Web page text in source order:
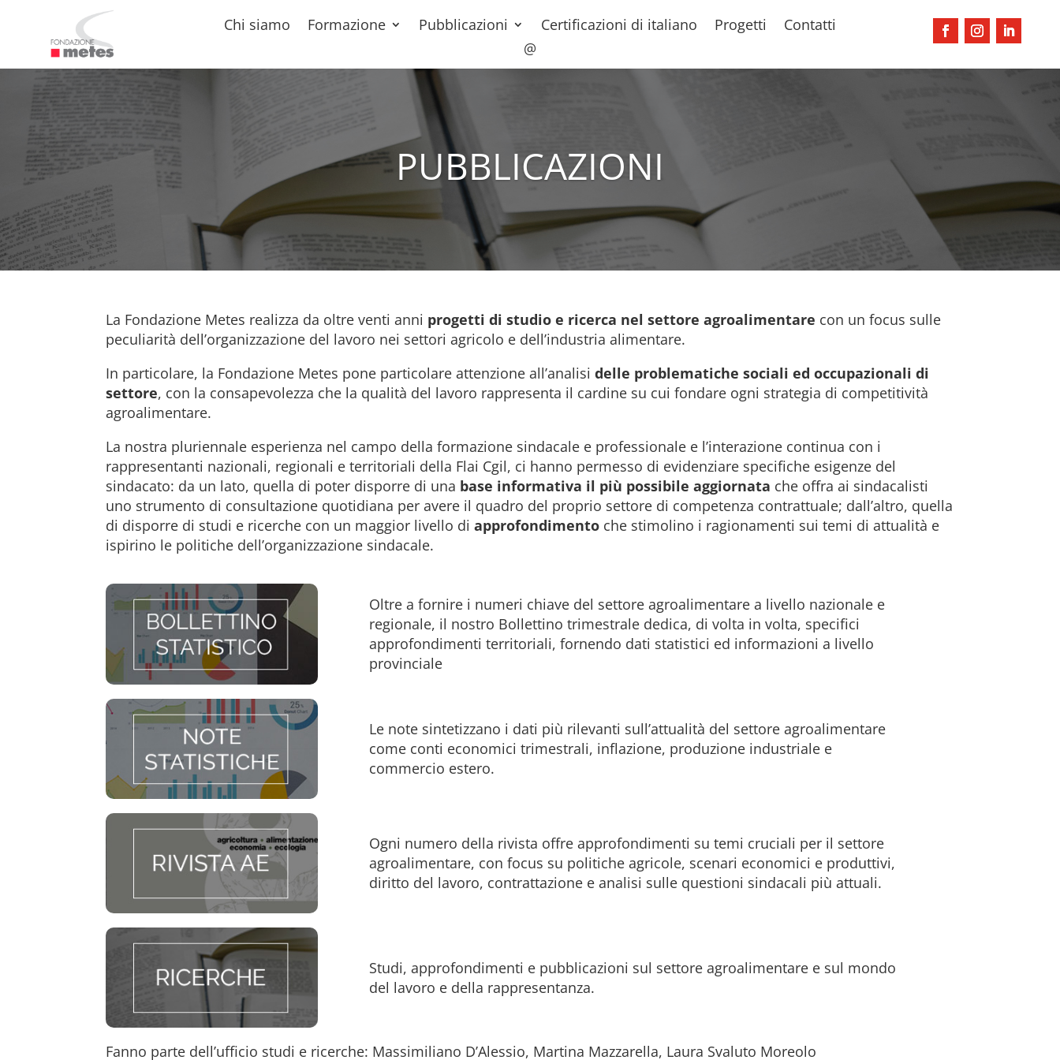
Chi siamo Formazione Pubblicazioni Certificazioni di italiano Progetti
Contatti
@
PUBBLICAZIONI
La Fondazione Metes realizza da oltre venti anni progetti di studio e ricerca nel settore agroalimentare con un focus sulle
peculiarità dell’organizzazione del lavoro nei settori agricolo e dell’industria alimentare.
In particolare, la Fondazione Metes pone particolare attenzione all’analisi delle problematiche sociali ed occupazionali di
settore, con la consapevolezza che la qualità del lavoro rappresenta il cardine su cui fondare ogni strategia di competitività
agroalimentare.
La nostra pluriennale esperienza nel campo della formazione sindacale e professionale e l’interazione continua con i
rappresentanti nazionali, regionali e territoriali della Flai Cgil, ci hanno permesso di evidenziare specifiche esigenze del
sindacato: da un lato, quella di poter disporre di una base informativa il più possibile aggiornata che offra ai sindacalisti
uno strumento di consultazione quotidiana per avere il quadro del proprio settore di competenza contrattuale; dall’altro, quella
di disporre di studi e ricerche con un maggior livello diapprofondimento che stimolino i ragionamenti sui temi di attualità e
ispirino le politiche dell’organizzazione sindacale.
Oltre a fornire i numeri chiave del settore agroalimentare a livello nazionale e
regionale, il nostro Bollettino trimestrale dedica, di volta in volta, specifici
approfondimenti territoriali, fornendo dati statistici ed informazioni a livello
provinciale
Le note sintetizzano i dati più rilevanti sull’attualità del settore agroalimentare
come conti economici trimestrali, inflazione, produzione industriale e
commercio estero.
Ogni numero della rivista offre approfondimenti su temi cruciali per il settore
agroalimentare, con focus su politiche agricole, scenari economici e produttivi,
diritto del lavoro, contrattazione e analisi sulle questioni sindacali più attuali.
Studi, approfondimenti e pubblicazioni sul settore agroalimentare e sul mondo
del lavoro e della rappresentanza.
Fanno parte dell’ufficio studi e ricerche: Massimiliano D’Alessio, Martina Mazzarella, Laura Svaluto Moreolo